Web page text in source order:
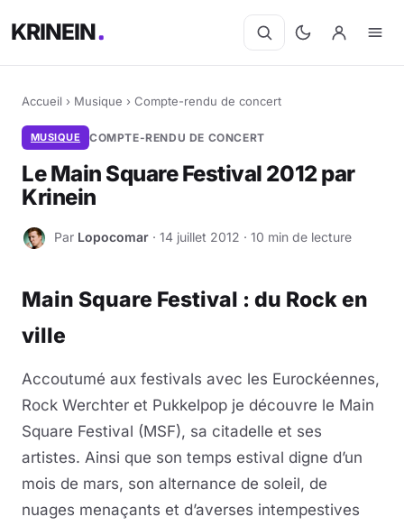
KRINEIN
Accueil › Musique › Compte-rendu de concert
MUSIQUE COMPTE-RENDU DE CONCERT
Le Main Square Festival 2012 par
Krinein
L Par Lopocomar · 14 juillet 2012 · 10 min de lecture
Main Square Festival : du Rock en
ville
Accoutumé aux festivals avec les Eurockéennes,
Rock Werchter et Pukkelpop je découvre le Main
Square Festival (MSF), sa citadelle et ses
artistes. Ainsi que son temps estival digne d’un
mois de mars, son alternance de soleil, de
nuages menaçants et d’averses intempestives